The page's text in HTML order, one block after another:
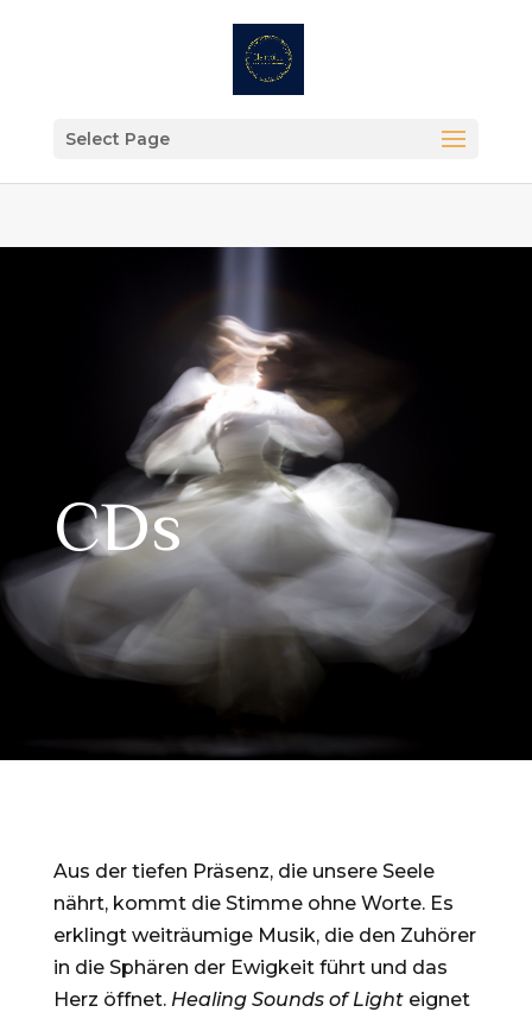
Select Page
CDs
Aus der tiefen Präsenz, die unsere Seele
nährt, kommt die Stimme ohne Worte. Es
erklingt weiträumige Musik, die den Zuhörer
in die Sphären der Ewigkeit führt und das
Herz öffnet. Healing Sounds of Lighteignet